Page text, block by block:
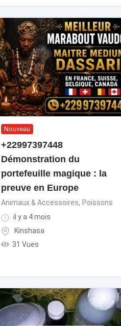
Nouveau
+22997397448
Démonstration du
portefeuille magique : la
preuve en Europe
Animaux & Accessoires, Poissons
il y a 4 mois
Kinshasa
31 Vues